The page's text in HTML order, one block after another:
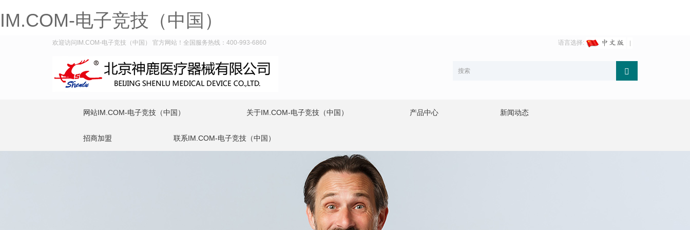
IM.COM-电子竞技（中国）
欢迎访问IM.COM-电子竞技（中国） 官方网站！全国服务热线：400-993-6860 语言选择:
网站IM.COM-电子竞技（中国） 关于IM.COM-电子竞技（中国） 产品中心 新闻动态
招商加盟 联系IM.COM-电子竞技（中国）